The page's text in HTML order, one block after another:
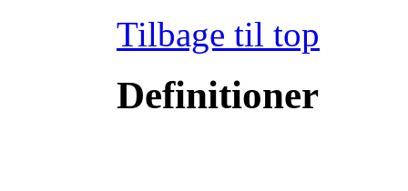
Tilbage til top
Definitioner